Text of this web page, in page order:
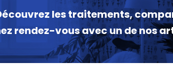
les traitements,
rendez-vous avec un de nos